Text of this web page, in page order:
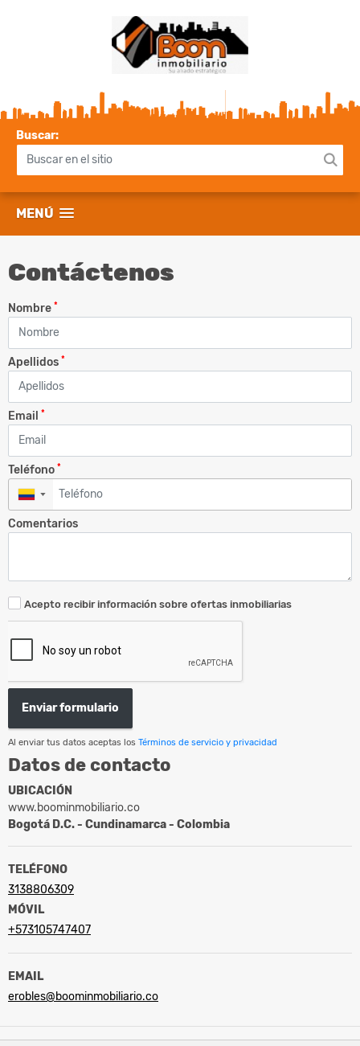
Buscar:
MENÚ
Contáctenos
Nombre *
Apellidos *
Email *
Teléfono *
▼
Comentarios
Acepto recibir información sobre ofertas inmobiliarias
Enviar formulario
Al enviar tus datos aceptas los Términos de servicio y privacidad
Datos de contacto
UBICACIÓN
www.boominmobiliario.co
Bogotá D.C. - Cundinamarca - Colombia
TELÉFONO
3138806309
MÓVIL
+573105747407
EMAIL
erobles@boominmobiliario.co